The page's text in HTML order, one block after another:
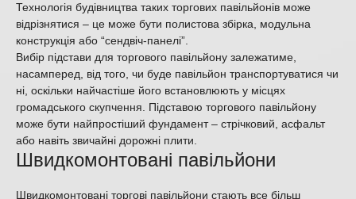
Технологія будівництва таких торгових павільйонів може
відрізнятися – це може бути полистова збірка, модульна
конструкція або “сендвіч-панелі”.
Вибір підстави для торгового павільйону залежатиме,
насамперед, від того, чи буде павільйон транспортуватися чи
ні, оскільки найчастіше його встановлюють у місцях
громадського скупчення. Підставою торгового павільйону
може бути найпростіший фундамент – стрічковий, асфальт
або навіть звичайні дорожні плити.
Швидкомонтовані павільйони
Швидкомонтовані торгові павільйони стають все більш